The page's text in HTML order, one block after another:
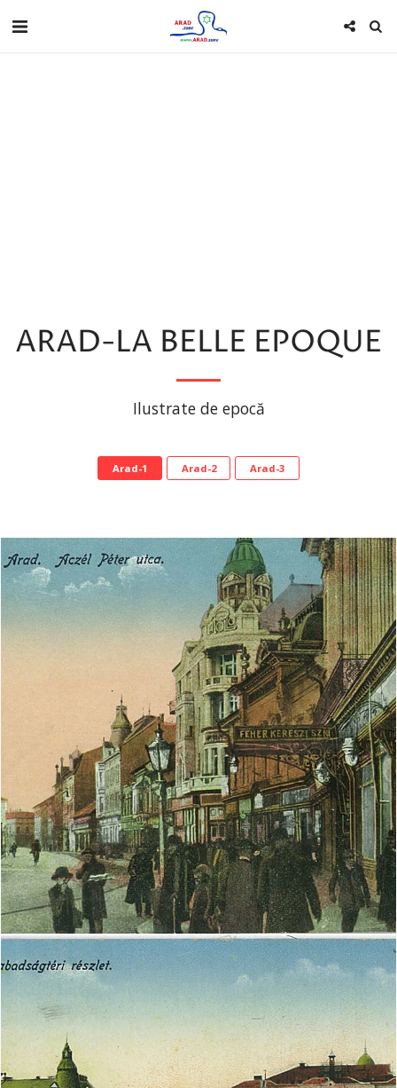
ARAD-LA BELLE EPOQUE
Ilustrate de epocă
Arad-1 Arad-2 Arad-3